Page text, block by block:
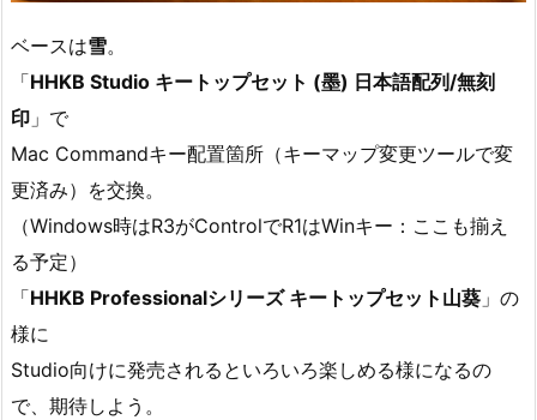
ベースは雪。
「HHKB Studio キートップセット (墨) 日本語配列/無刻
印 」で
Mac Commandキー配置箇所（キーマップ変更ツールで変
更済み）を交換。
（Windows時はR3がControlでR1はWinキー：ここも揃え
る予定）
「HHKB Professionalシリーズ キートップセット山葵 」の
様に
Studio向けに発売されるといろいろ楽しめる様になるの
で、期待しよう。